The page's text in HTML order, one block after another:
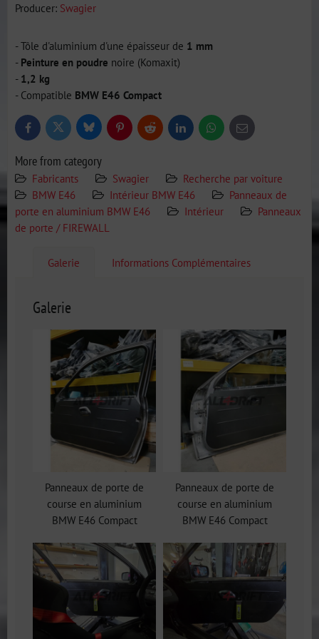
Producer: Swagier
- Tôle d'aluminium d'une épaisseur de 1 mm
- Peinture en poudre noire (Komaxit)
- 1,2 kg
- Compatible BMW E46 Compact
FacebookTwitter BlueskyPinterestReddit LinkedInWhatsApp
E-
mail
More from category
Fabricants Swagier
Recherche par voiture
BMW E46
Intérieur BMW E46
Panneaux de
porte en aluminium BMW E46
Intérieur
Panneaux
de porte / FIREWALL
Galerie Informations Complémentaires
Galerie
Panneaux de porte de
course en aluminium
BMW E46 Compact
Panneaux de porte de
course en aluminium
BMW E46 Compact